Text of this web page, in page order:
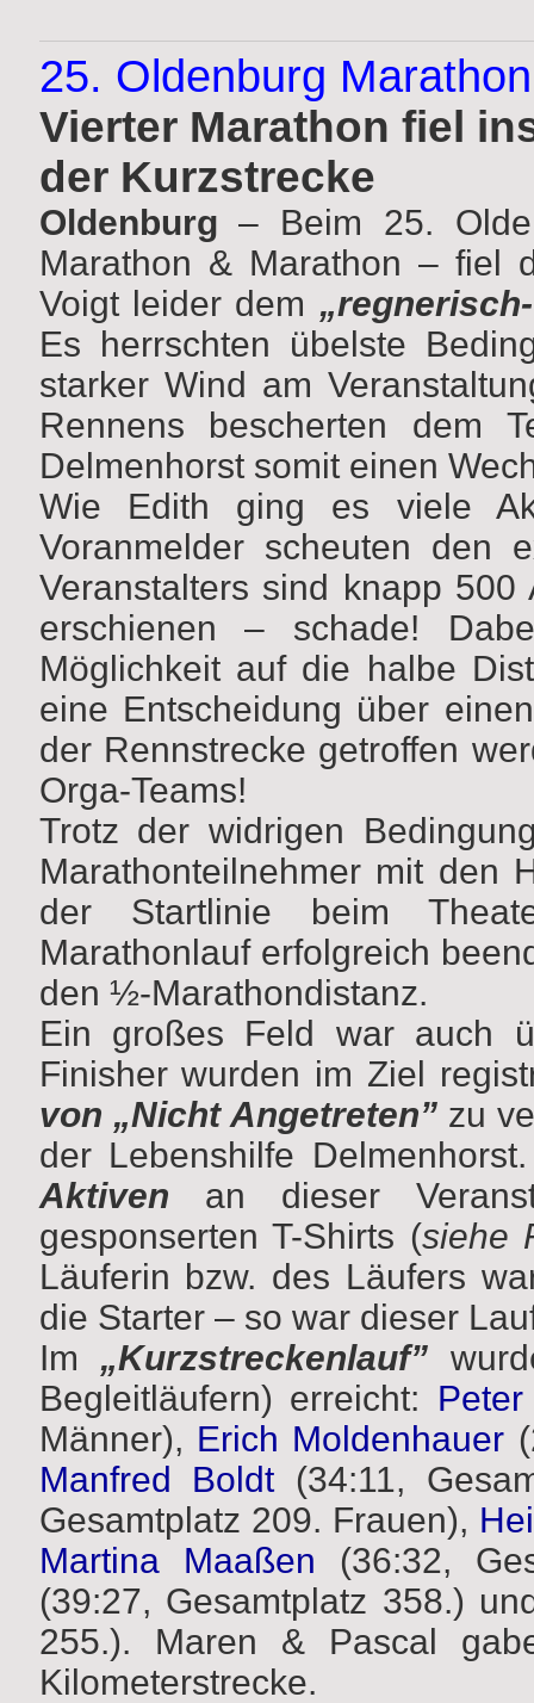
25. Oldenburg
Vierter Marathon fiel
der Kurzstrecke
Oldenburg – Beim 25.
Marathon & Marathon – fiel
Voigt leider dem
Es herrschten übelste
starker Wind am
Rennens bescherten dem
Delmenhorst somit einen
Wie Edith ging es viele
Voranmelder scheuten den
Veranstalters sind knapp
erschienen – schade!
Möglichkeit auf die halbe
eine Entscheidung über
der Rennstrecke getroffen
Orga-Teams!
Trotz der widrigen
Marathonteilnehmer mit den
der Startlinie beim
Marathonlauf erfolgreich
den ½-Marathondistanz.
Ein großes Feld war auch
Finisher wurden im Ziel
von „Nicht Angetreten”zu
der Lebenshilfe
Aktiven an dieser
gesponserten T-Shirts (siehe
Läuferin bzw. des Läufers
die Starter – so war dieser
Im „Kurzstreckenlauf”
Begleitläufern) erreicht:
Männer), Erich Moldenhauer
Manfred Boldt(34:11,
Gesamtplatz 209. Frauen),
Martina Maaßen (36:32,
(39:27, Gesamtplatz 358.)
255.). Maren & Pascal
Kilometerstrecke.